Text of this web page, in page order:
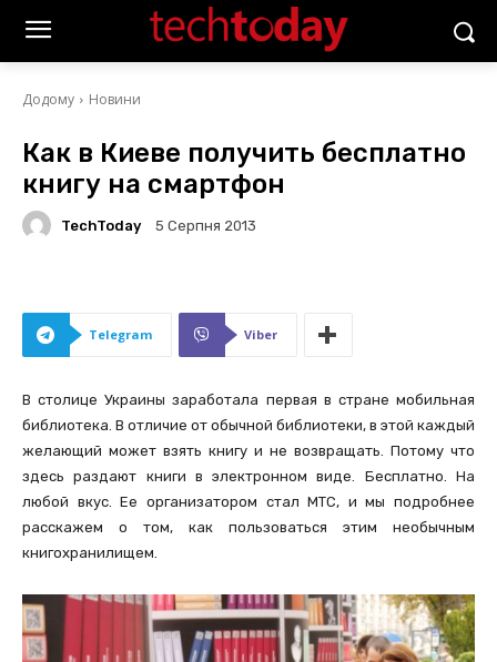
Додому Новини
Как в Киеве получить бесплатно
книгу на смартфон
TechToday 5 Серпня 2013
Telegram Viber
В столице Украины заработала первая в стране мобильная
библиотека. В отличие от обычной библиотеки, в этой каждый
желающий может взять книгу и не возвращать. Потому что
здесь раздают книги в электронном виде. Бесплатно. На
любой вкус. Ее организатором стал МТС, и мы подробнее
расскажем о том, как пользоваться этим необычным
книгохранилищем.